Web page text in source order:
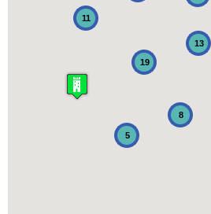
19
8
5
11
13